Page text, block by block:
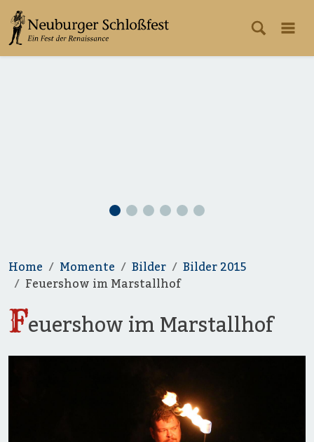
Home Momente Bilder
Bilder 2015
Feuershow im Marstallhof
Feuershow im Marstallhof